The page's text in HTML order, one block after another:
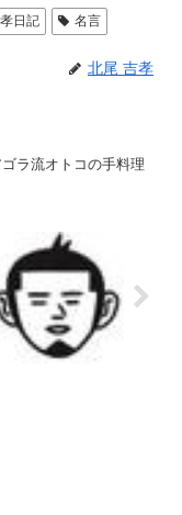
日記 名言
北尾 吉孝
ゴラ流オトコの手料理